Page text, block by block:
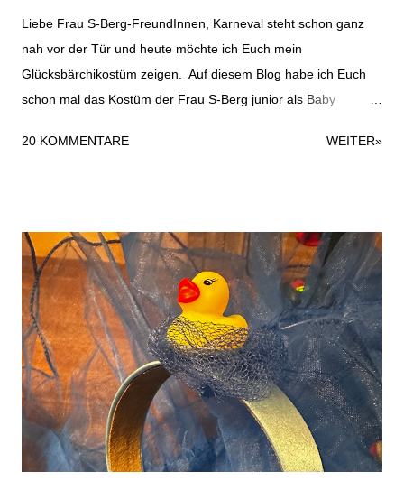
eLiebe Frau S-Berg-FreundInnen, Karneval steht schon ganz
nah vor der Tür und heute möchte ich Euch mein
Glücksbärchikostüm zeigen. Auf diesem Blog habe ich Euch
schon mal das Kostüm der Frau S-Berg junior als Baby
recht schnell gemacht und durchaus für ein Last-Minute-
lila. Das war es dann auch schon mit den Materialien für das
Kostüm. Dazu kommen natürlich noch Beiwerke wie
Nähmaschine, Schere und Kleber. Für das Glücksbärchi-
Oberteil habe ich einen großen Kreis aus dem Fleecestoff
geschnitten und auf den Pullover genäht. Anschließend habe
ich die Lollies ausgeschnitten und ebenfalls auf das Kostüm
genäht. Durch die Dicke der Angelegenheit ist das etwas wellig
geworden. Vermutlich wäre es besser ...
20 KOMMENTARE WEITER»